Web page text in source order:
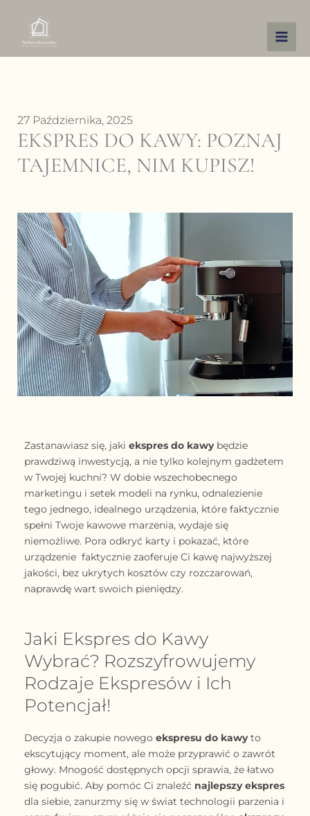
treści
27 Października, 2025
EKSPRES DO KAWY: POZNAJ
TAJEMNICE, NIM KUPISZ!
Zastanawiasz się, jaki ekspres do kawybędzie
prawdziwą inwestycją, a nie tylko kolejnym gadżetem
w Twojej kuchni? W dobie wszechobecnego
marketingu i setek modeli na rynku, odnalezienie
tego jednego, idealnego urządzenia, które faktycznie
spełni Twoje kawowe marzenia, wydaje się
niemożliwe. Pora odkryć karty i pokazać, które
urządzenie faktycznie zaoferuje Ci kawę najwyższej
jakości, bez ukrytych kosztów czy rozczarowań,
naprawdę wart swoich pieniędzy.
Jaki Ekspres do Kawy
Wybrać? Rozszyfrowujemy
Rodzaje Ekspresów i Ich
Potencjał!
Decyzja o zakupie nowego ekspresu do kawyto
ekscytujący moment, ale może przyprawić o zawrót
głowy. Mnogość dostępnych opcji sprawia, że łatwo
się pogubić. Aby pomóc Ci znaleźć najlepszy ekspres
dla siebie, zanurzmy się w świat technologii parzenia i